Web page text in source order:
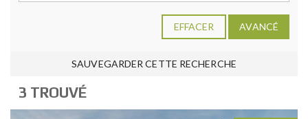
EFFACER AVANCÉ
SAUVEGARDER CETTE RECHERCHE
3 TROUVÉ